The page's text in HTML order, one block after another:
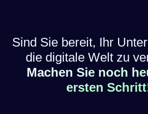
Sind Sie bereit, Ihr
die digitale Welt zu
Machen Sie noch
ersten